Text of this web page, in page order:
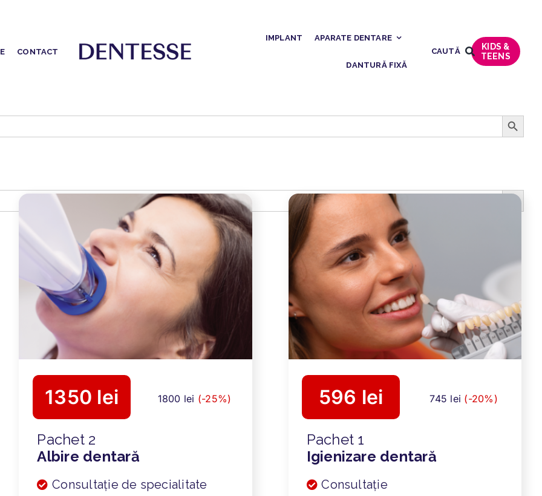
CONTACT
IMPLANT APARATE DENTARE
DANTURĂ FIXĂ
CAUTĂ
KIDS &
TEENS
Search Button
Search Button
Search Button
1350 lei 1800 lei (-25%)
Pachet 2
Albire dentară
Consultație de specialitate
596 lei 745 lei (-20%)
Pachet 1
Igienizare dentară
Consultație